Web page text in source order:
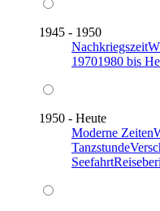
1945 - 1950
Nachkriegszeit
19701980 bis
1950 - Heute
Moderne Zeiten
Tanzstunde
Seefahrt